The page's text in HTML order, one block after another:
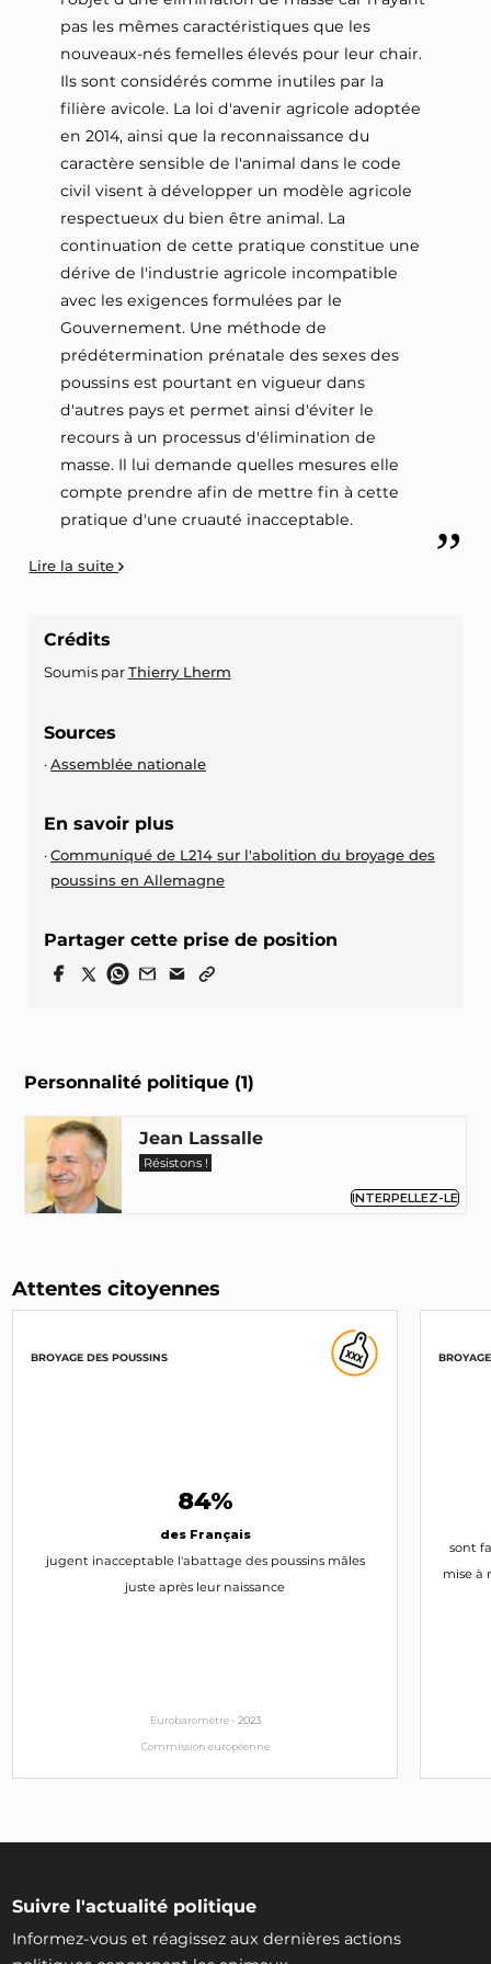
Personnalité politique (1)
Jean Lassalle
Résistons !
INTERPELLEZ-LE
pas les mêmes caractéristiques que les
nouveaux-nés femelles élevés pour leur chair.
Ils sont considérés comme inutiles par la
filière avicole. La loi d'avenir agricole adoptée
en 2014, ainsi que la reconnaissance du
caractère sensible de l'animal dans le code
civil visent à développer un modèle agricole
respectueux du bien être animal. La
continuation de cette pratique constitue une
dérive de l'industrie agricole incompatible
avec les exigences formulées par le
Gouvernement. Une méthode de
prédétermination prénatale des sexes des
poussins est pourtant en vigueur dans
d'autres pays et permet ainsi d'éviter le
recours à un processus d'élimination de
masse. Il lui demande quelles mesures elle
compte prendre afin de mettre fin à cette
pratique d'une cruauté inacceptable.
Lire la suite
Crédits
Soumis parThierry Lherm
Sources
Assemblée nationale
En savoir plus
Communiqué de L214 sur l'abolition du broyage des
poussins en Allemagne
Partager cette prise de position
Attentes citoyennes
BROYAGE DES POUSSINS
84%
des Français
jugent inacceptable l'abattage des poussins mâles
juste après leur naissance
Eurobaromètre - 2023
Commission européenne
sont
mise à
Suivre l'actualité politique
Informez-vous et réagissez aux dernières actions